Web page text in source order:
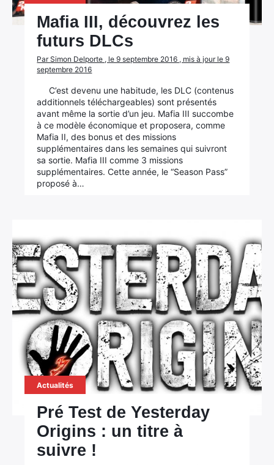
Mafia III, découvrez les
futurs DLCs
Par Simon Delporte , le 9 septembre 2016 , mis à jour le 9
septembre 2016
C’est devenu une habitude, les DLC (contenus
additionnels téléchargeables) sont présentés
avant même la sortie d’un jeu. Mafia III succombe
à ce modèle économique et proposera, comme
Mafia II, des bonus et des missions
supplémentaires dans les semaines qui suivront
sa sortie. Mafia III comme 3 missions
supplémentaires. Cette année, le “Season Pass”
proposé à…
Actualités
Pré Test de Yesterday
Origins : un titre à
suivre !